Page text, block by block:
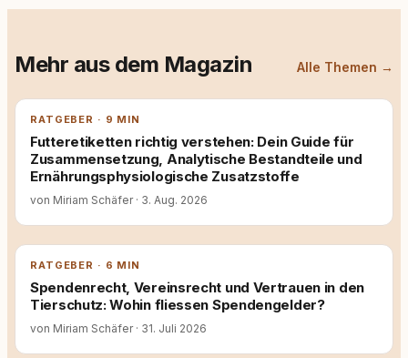
Mehr aus dem Magazin Alle Themen →
RATGEBER · 9 MIN
Futteretiketten richtig verstehen: Dein Guide für
Zusammensetzung, Analytische Bestandteile und
Ernährungsphysiologische Zusatzstoffe
von Miriam Schäfer · 3. Aug. 2026
RATGEBER · 6 MIN
Spendenrecht, Vereinsrecht und Vertrauen in den
Tierschutz: Wohin fliessen Spendengelder?
von Miriam Schäfer · 31. Juli 2026